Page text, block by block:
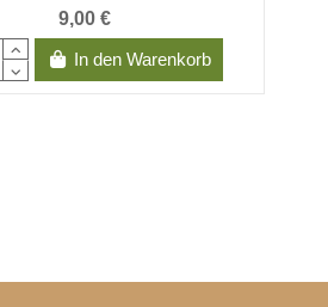
9,00 €
In den Warenkorb